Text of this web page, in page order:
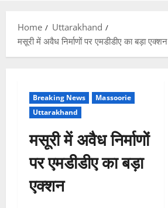
Home
Uttarakhand
मसूरी में अवैध निर्माणों पर एमडीडीए का बड़ा एक्शन
Breaking News
Massoorie
Uttarakhand
मसूरी में अवैध निर्माणों
पर एमडीडीए का बड़ा
एक्शन